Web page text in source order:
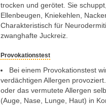
trocken und gerötet. Sie
Ellenbeugen, Kniekehlen,
Charakteristisch für
zwanghafte Juckreiz.
Provokationstest
Bei einem Provokationstest
verdächtigen Allergen
oder das vermutete Allergen
(Auge, Nase, Lunge, Haut) in